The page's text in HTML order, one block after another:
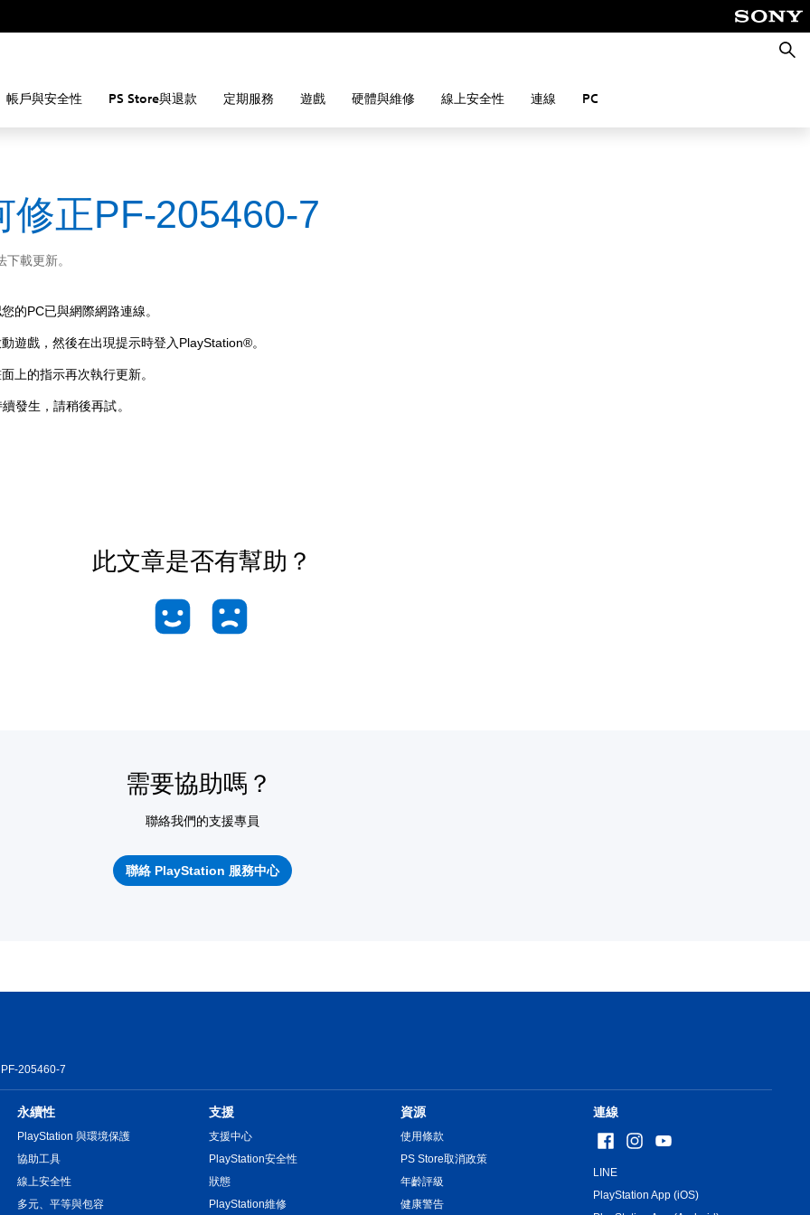
搜
尋
帳戶與安全性 PS Store與退款 定期服務 遊戲 硬體與維修 線上安全性 連線 PC
修正PF-205460-7
載更新。
的PC已與網際網路連線。
遊戲，然後在出現提示時登入PlayStation®。
上的指示再次執行更新。
發生，請稍後再試。
此文章是否有幫助？
需要協助嗎？
聯絡我們的支援專員
聯絡 PlayStation 服務中心
PF-205460-7
永續性
PlayStation 與環境保護
協助工具
線上安全性
多元、平等與包容
支援
支援中心
PlayStation安全性
狀態
PlayStation維修
資源
使用條款
PS Store取消政策
年齡評級
健康警告
連線
LINE
PlayStation App (iOS)